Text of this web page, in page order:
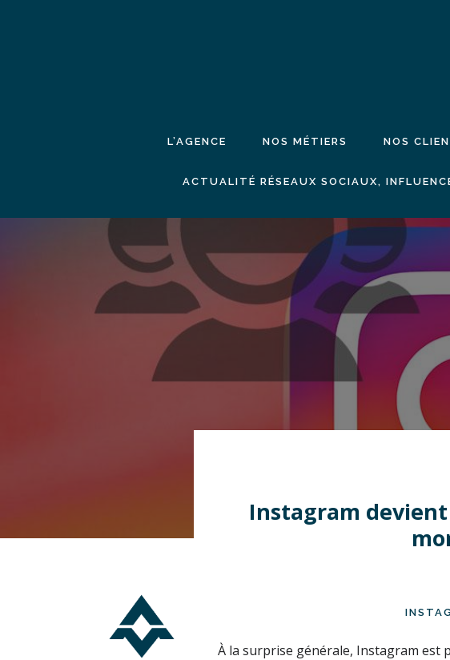
L’AGENCE NOS MÉTIERS NOS
ACTUALITÉ RÉSEAUX SOCIAUX,
Instagram
À la surprise générale, Instagram est